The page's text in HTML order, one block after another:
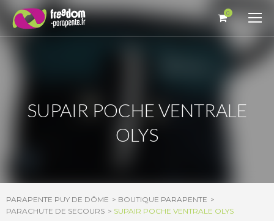
0
SUPAIR POCHE VENTRALE
OLYS
PARAPENTE PUY DE DÔME
BOUTIQUE PARAPENTE
PARACHUTE DE SECOURS
SUPAIR POCHE VENTRALE OLYS
Panneau de gestion des cookies